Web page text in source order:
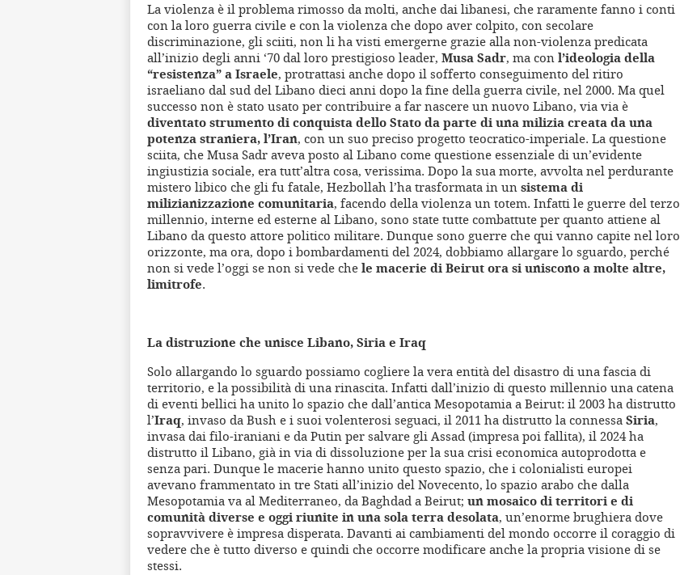
La violenza è il problema rimosso da molti, anche dai libanesi, che raramente fanno i conti
con la loro guerra civile e con la violenza che dopo aver colpito, con secolare
discriminazione, gli sciiti, non li ha visti emergerne grazie alla non-violenza predicata
all’inizio degli anni ‘70 dal loro prestigioso leader, Musa Sadr, ma con l’ideologia della
“resistenza” a Israele, protrattasi anche dopo il sofferto conseguimento del ritiro
israeliano dal sud del Libano dieci anni dopo la fine della guerra civile, nel 2000. Ma quel
successo non è stato usato per contribuire a far nascere un nuovo Libano, via via è
diventato strumento di conquista dello Stato da parte di una milizia creata da una
potenza straniera, l’Iran, con un suo preciso progetto teocratico-imperiale. La questione
sciita, che Musa Sadr aveva posto al Libano come questione essenziale di un’evidente
ingiustizia sociale, era tutt’altra cosa, verissima. Dopo la sua morte, avvolta nel perdurante
mistero libico che gli fu fatale, Hezbollah l’ha trasformata in un sistema di
milizianizzazione comunitaria, facendo della violenza un totem. Infatti le guerre del terzo
millennio, interne ed esterne al Libano, sono state tutte combattute per quanto attiene al
Libano da questo attore politico militare. Dunque sono guerre che qui vanno capite nel loro
orizzonte, ma ora, dopo i bombardamenti del 2024, dobbiamo allargare lo sguardo, perché
non si vede l’oggi se non si vede che le macerie di Beirut ora si uniscono a molte altre,
limitrofe.
La distruzione che unisce Libano, Siria e Iraq
Solo allargando lo sguardo possiamo cogliere la vera entità del disastro di una fascia di
territorio, e la possibilità di una rinascita. Infatti dall’inizio di questo millennio una catena
di eventi bellici ha unito lo spazio che dall’antica Mesopotamia a Beirut: il 2003 ha distrutto
l’Iraq, invaso da Bush e i suoi volenterosi seguaci, il 2011 ha distrutto la connessa Siria,
invasa dai filo-iraniani e da Putin per salvare gli Assad (impresa poi fallita), il 2024 ha
distrutto il Libano, già in via di dissoluzione per la sua crisi economica autoprodotta e
senza pari. Dunque le macerie hanno unito questo spazio, che i colonialisti europei
avevano frammentato in tre Stati all’inizio del Novecento, lo spazio arabo che dalla
Mesopotamia va al Mediterraneo, da Baghdad a Beirut; un mosaico di territori e di
comunità diverse e oggi riunite in una sola terra desolata, un’enorme brughiera dove
sopravvivere è impresa disperata. Davanti ai cambiamenti del mondo occorre il coraggio di
vedere che è tutto diverso e quindi che occorre modificare anche la propria visione di se
stessi.